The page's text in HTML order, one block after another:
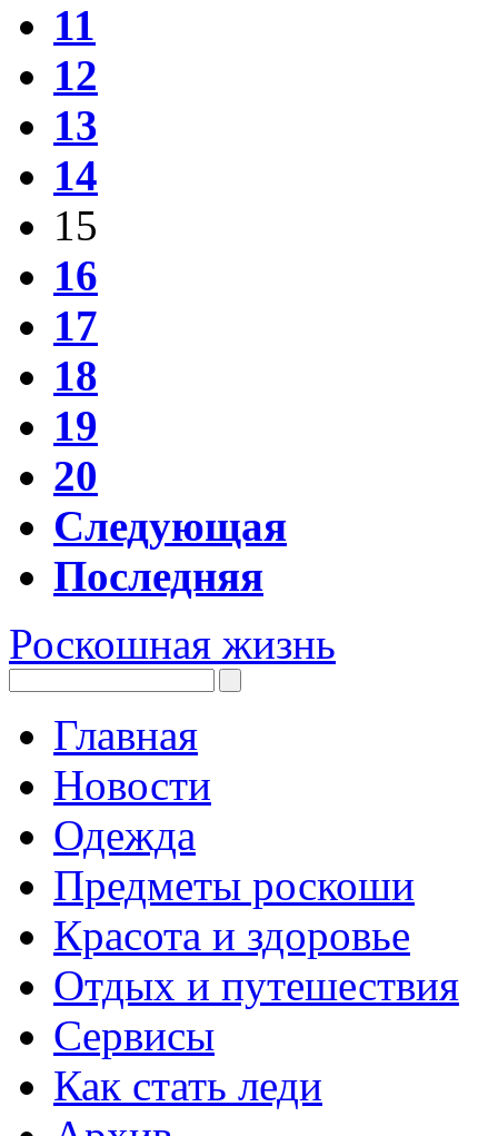
11
12
13
14
15
16
17
18
19
20
Следующая
Последняя
Роскошная жизнь
Главная
Новости
Одежда
Предметы роскоши
Красота и здоровье
Отдых и путешествия
Сервисы
Как стать леди